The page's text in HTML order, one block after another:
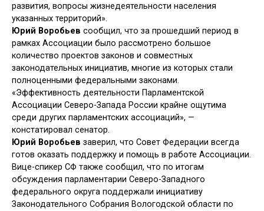
развития, вопросы жизнедеятельности населения
указанных территорий».
Юрий Воробьев сообщил, что за прошедший период в
рамках Ассоциации было рассмотрено большое
количество проектов законов и совместных
законодательных инициатив, многие из которых стали
полноценными федеральными законами.
«Эффективность деятельности Парламентской
Ассоциации Северо-Запада России крайне ощутима
среди других парламентских ассоциаций», —
констатировал сенатор.
Юрий Воробьев заверил, что Совет Федерации всегда
готов оказать поддержку и помощь в работе Ассоциации.
Вице-спикер СФ также сообщил, что по итогам
обсуждения парламентарии Северо-Западного
федерального округа поддержали инициативу
Законодательного Собрания Вологодской области по